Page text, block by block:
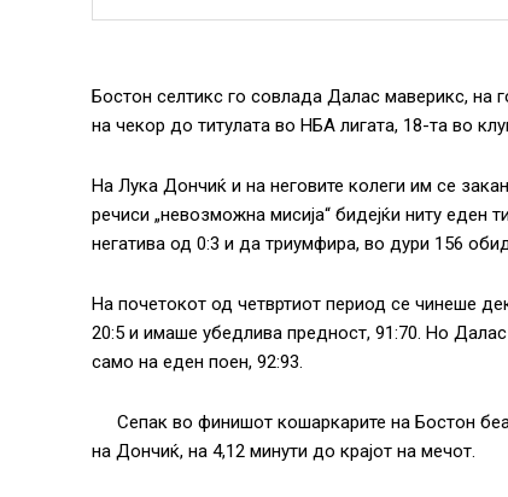
Бостон селтикс го совлада Далас маверикс, на
на чекор до титулата во НБА лигата, 18-та во
На Лука Дончиќ и на неговите колеги им се
речиси „невозможна мисија“ бидејќи ниту еден
негатива од 0:3 и да триумфира, во дури 156
На почетокот од четвртиот период се чинеше
20:5 и имаше убедлива предност, 91:70. Но
само на еден поен, 92:93.
Сепак во финишот кошаркарите на Бостон
на Дончиќ, на 4,12 минути до крајот на мечот.